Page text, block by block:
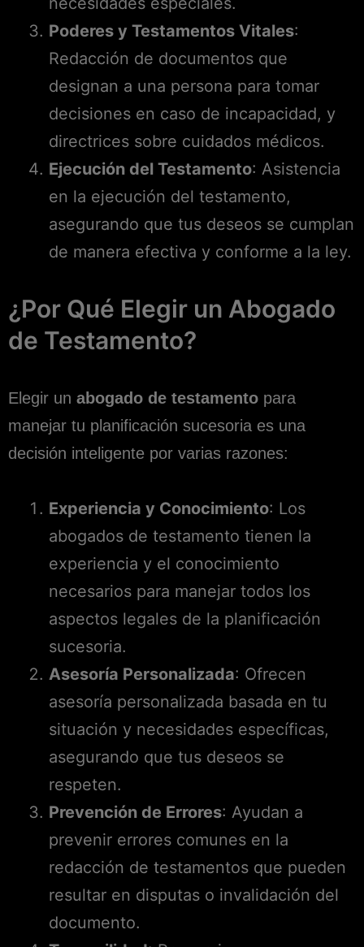
Poderes y Testamentos Vitales:
Redacción de documentos que
designan a una persona para tomar
decisiones en caso de incapacidad, y
directrices sobre cuidados médicos.
Ejecución del Testamento: Asistencia
en la ejecución del testamento,
asegurando que tus deseos se cumplan
de manera efectiva y conforme a la ley.
¿Por Qué Elegir un Abogado
de Testamento?
Elegir un abogado de testamento para
manejar tu planificación sucesoria es una
decisión inteligente por varias razones:
Experiencia y Conocimiento: Los
abogados de testamento tienen la
experiencia y el conocimiento
necesarios para manejar todos los
aspectos legales de la planificación
sucesoria.
Asesoría Personalizada: Ofrecen
asesoría personalizada basada en tu
situación y necesidades específicas,
asegurando que tus deseos se
respeten.
Prevención de Errores: Ayudan a
prevenir errores comunes en la
redacción de testamentos que pueden
resultar en disputas o invalidación del
documento.